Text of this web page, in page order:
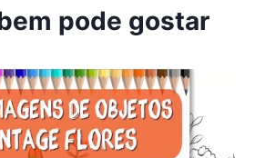
pode gostar